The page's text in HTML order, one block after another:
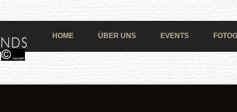
HOME ÜBER UNS EVENTS